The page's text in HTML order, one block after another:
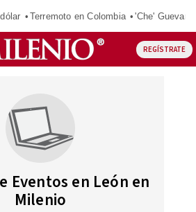
Terremoto en Colombia 'Che' Guevara
REGÍSTRATE
Eventos en León en
Milenio